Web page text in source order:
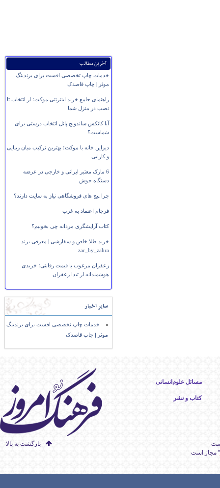
آخرین مطالب
خدمات چاپ تخصصی افست برای برندینگ
موثر | چاپ قاصدک
راهنمای جامع خرید اینترنتی موکت؛ از انتخاب تا
نصب در منزل شما
آیا کانکس ساندویچ پانل انتخاب درستی برای
شماست؟
دیزاین خانه با موکت؛ بهترین ترکیب میان زیبایی
و کارایی
6 مارک معتبر ایرانی و خارجی در عرضه
دستگاه جوش
چرا پیج های فروشگاهی نیاز به سایت دارند؟
فرجام اعتماد به غرب
کتاب آرایشگری مردانه چی بخونیم؟
خرید طلا خاص و سفارشی | معرفی برند
zar_by_zahra
زعفران مرغوب با قیمت رقابتی؛ خریدی
هوشمندانه از تیدا زعفران
سایر اخبار
خدمات چاپ تخصصی افست برای برندینگ
موثر | چاپ قاصدک
مسائل علوم‌انسانی
کتاب و نشر
بازگشت به بالا
" مجاز است